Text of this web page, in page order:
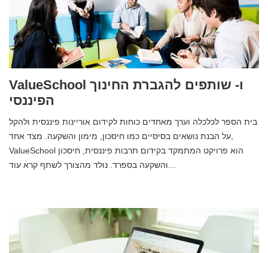
ValueSchool ו- שותפים להגברת החינוך
הפיננסי
בית הספר לכלכלה וערך מאחדים כוחות לקידום אוריינות פיננסית ולהקל
על הבנת נושאים בסיסיים כמו חיסכון, מימון והשקעה. מצד אחד,
ValueSchool הוא פרויקט המתמקד בקידום תרבות פיננסית, חיסכון
והשקעה בספרד. נולד מהצורך לשתף קרא עוד…